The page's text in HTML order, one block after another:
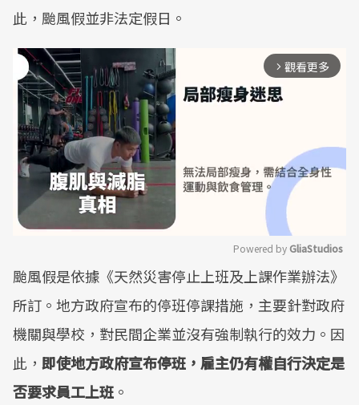
此，颱風假並非法定假日。
arrow_forward_ios 觀看更多
Mute
Powered by GliaStudios
颱風假是依據《天然災害停止上班及上課作業辦法》
所訂。地方政府宣布的停班停課措施，主要針對政府
機關與學校，對民間企業並沒有強制執行的效力。因
此， 即使地方政府宣布停班，雇主仍有權自行決定是
否要求員工上班 。